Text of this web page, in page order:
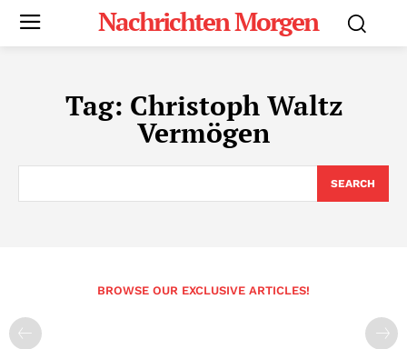
Nachrichten Morgen
Tag: Christoph Waltz
Vermögen
SEARCH
BROWSE OUR EXCLUSIVE ARTICLES!